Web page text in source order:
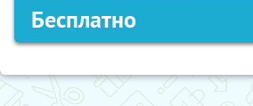
Бесплатно